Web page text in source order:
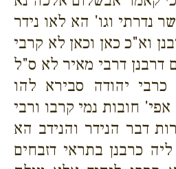
נדרתי וגו' הא לאו נידר
וא"כ כאן וכאן לא קרבי
דרבנן דרבי מאיר לא ס"ל
יהודה סבירא להו
חובות נמי קרבו ורבי
דבר הנידר והנידב הא
כרבנן בתראי דזבחים